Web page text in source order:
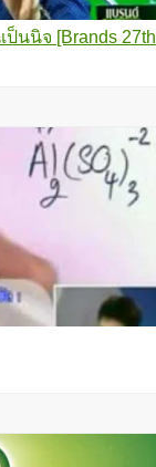
ป็นนิจ [Brands 27th